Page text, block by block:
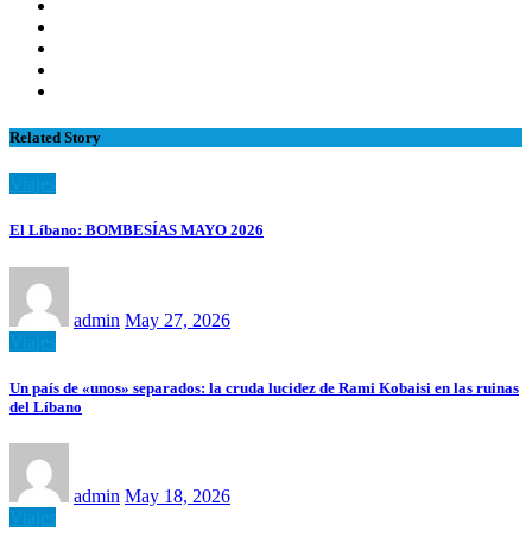
Related Story
El Líbano: BOMBESÍAS MAYO 2026
admin May 27, 2026
Un país de «unos» separados: la cruda lucidez de Rami Kobaisi en las ruinas
del Líbano
admin May 18, 2026